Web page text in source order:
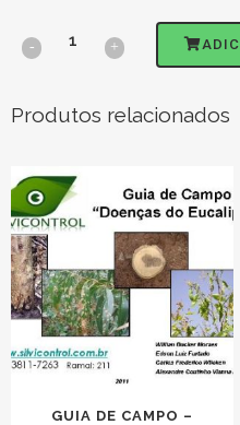
Produtos relacionados
GUIA DE CAMPO –